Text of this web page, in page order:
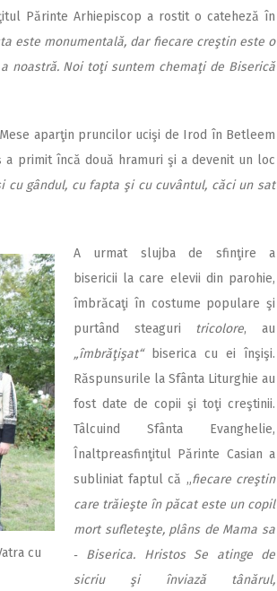
Părinte Arhiepiscop a rostit o cateheză în
este monumentală, dar fiecare creştin este o
noastră. Noi toţi suntem chemaţi de Biserică
aparţin pruncilor ucişi de Irod în Betleem
a primit încă două hramuri şi a devenit un loc
gândul, cu fapta şi cu cuvântul, căci un sat
cu
A urmat slujba de sfinţire a
bisericii la care elevii din parohie,
îmbrăcaţi în costume populare şi
purtând steaguri tricolore, au
„îmbrăţişat“ biserica cu ei înşişi.
Răspunsurile la Sfânta Liturghie au
fost date de copii şi toţi creştinii.
Tâlcuind Sfânta Evanghelie,
Înaltpreasfinţitul Părinte Casian a
subliniat faptul că „fiecare creştin
care trăieşte în păcat este un copil
mort sufleteşte, plâns de Mama sa
‑ Biserica. Hristos Se atinge de
sicriu şi înviază tânărul,